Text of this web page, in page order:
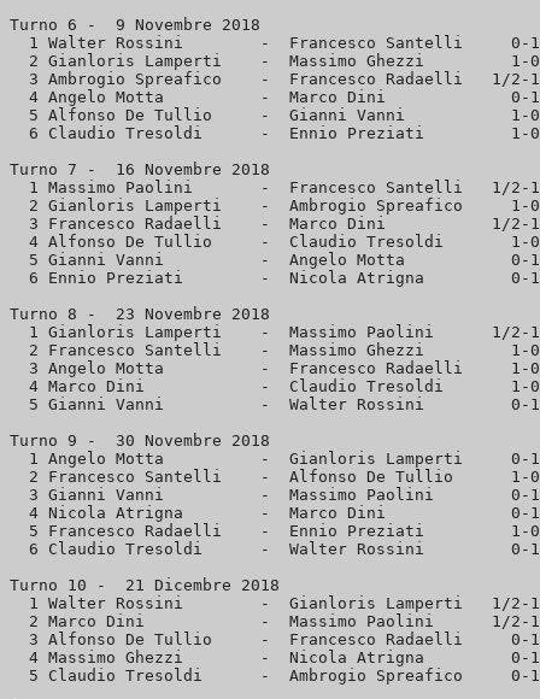
Turno 6 -  9 Novembre 2018
1 Walter Rossini        -  Francesco Santelli
2 Gianloris Lamperti    -  Massimo Ghezzi
3 Ambrogio Spreafico    -  Francesco Radaelli
4 Angelo Motta          -  Marco Dini
5 Alfonso De Tullio     -  Gianni Vanni
6 Claudio Tresoldi      -  Ennio Preziati
Turno 7 -  16 Novembre 2018
1 Massimo Paolini       -  Francesco Santelli   1/
  2 Gianloris Lamperti    -  Ambrogio Spreafico     1-0
3 Francesco Radaelli    -  Marco Dini
4 Alfonso De Tullio     -  Claudio Tresoldi
5 Gianni Vanni          -  Angelo Motta
6 Ennio Preziati        -  Nicola Atrigna
Turno 8 -  23 Novembre 2018
1 Gianloris Lamperti    -  Massimo Paolini
2 Francesco Santelli    -  Massimo Ghezzi
3 Angelo Motta          -  Francesco Radaelli
4 Marco Dini            -  Claudio Tresoldi
5 Gianni Vanni          -  Walter Rossini
Turno 9 -  30 Novembre 2018
1 Angelo Motta          -  Gianloris Lamperti
2 Francesco Santelli    -  Alfonso De Tullio
3 Gianni Vanni          -  Massimo Paolini
4 Nicola Atrigna        -  Marco Dini
5 Francesco Radaelli    -  Ennio Preziati
6 Claudio Tresoldi      -  Walter Rossini
Turno 10 -  21 Dicembre 2018
1 Walter Rossini        -  Gianloris Lamperti
2 Marco Dini            -  Massimo Paolini
3 Alfonso De Tullio     -  Francesco Radaelli
4 Massimo Ghezzi        -  Nicola Atrigna